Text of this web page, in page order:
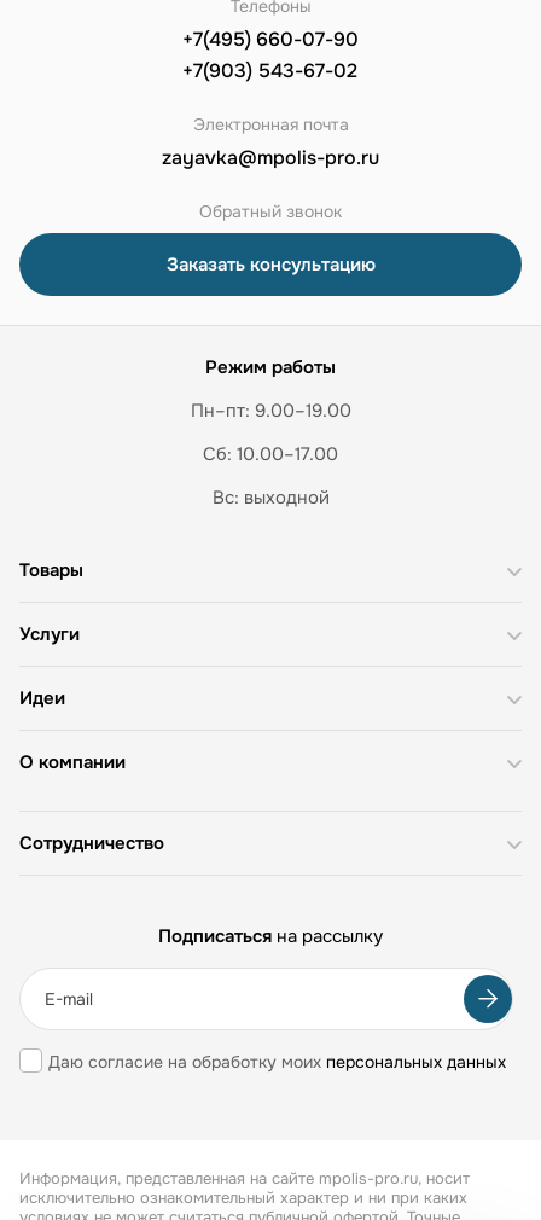
Телефоны
+7(495) 660-07-90
+7(903) 543-67-02
Электронная почта
zayavka@mpolis-pro.ru
Обратный звонок
Заказать консультацию
Режим работы
Пн–пт: 9.00–19.00
Сб: 10.00–17.00
Вс: выходной
О компании
Товары
Услуги
Идеи
Сотрудничество
Подписаться на рассылку
Даю согласие на обработку моих персональных данных
Информация, представленная на сайте mpolis-pro.ru, носит
исключительно ознакомительный характер и ни при каких